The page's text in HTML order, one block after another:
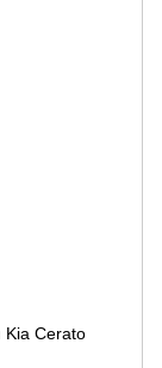
Kia Cerato